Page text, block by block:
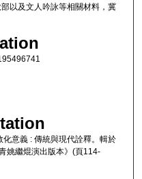
以及文人吟詠等相關材料，冀
意義 : 傳統與現代詮釋。輯於
姚繼焜演出版本》(頁114-